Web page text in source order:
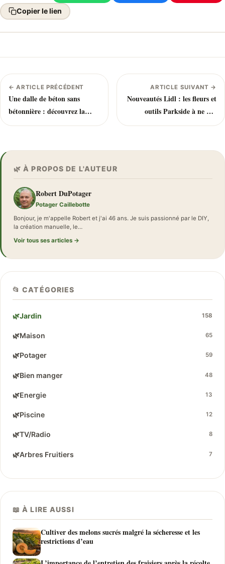
Copier le lien
← ARTICLE PRÉCÉDENT
Une dalle de béton sans
bétonnière : découvrez la
technique du « dry pour
ARTICLE SUIVANT →
Nouveautés Lidl : les fleurs et
outils Parkside à ne pas
manquer cette semaine
🌿 À PROPOS DE L'AUTEUR
Robert DuPotager
Potager Caillebotte
Bonjour, je m'appelle Robert et j'ai 46 ans. Je suis passionné par le DIY,
la création manuelle, le…
Voir tous ses articles →
📂 CATÉGORIES
🌿Jardin 158
🌿Maison 65
🌿Potager 59
🌿Bien manger 48
🌿Energie 13
🌿Piscine 12
🌿TV/Radio 8
🌿Arbres Fruitiers 7
📖 À LIRE AUSSI
Cultiver des melons sucrés malgré la sécheresse et les
restrictions d’eau